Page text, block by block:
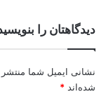
دیدگاهتان را
نشانی ایمیل شما
شده‌اند *